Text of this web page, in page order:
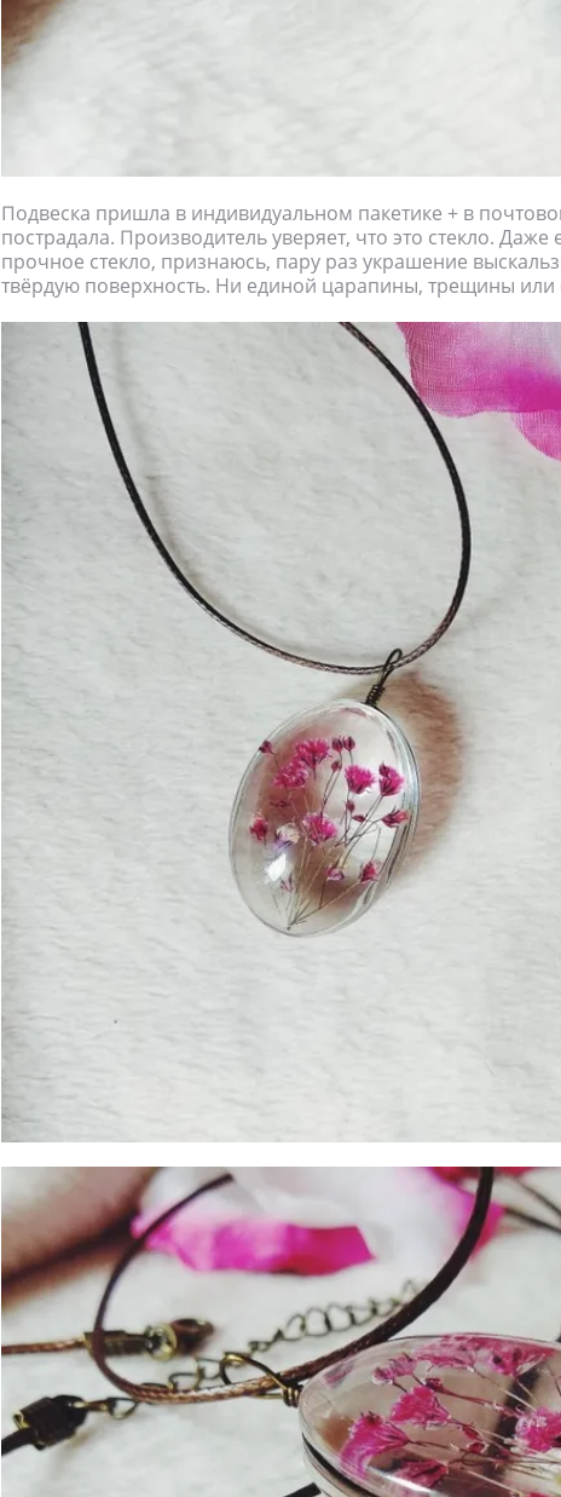
Подвеска пришла в индивидуальном пакетике + в
пострадала. Производитель уверяет, что это стекло. Даже
прочное стекло, признаюсь, пару раз украшение
твёрдую поверхность. Ни единой царапины, трещины или